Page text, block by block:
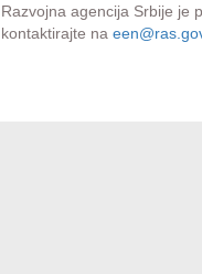
Razvojna agencija Srbije je
kontaktirajte na